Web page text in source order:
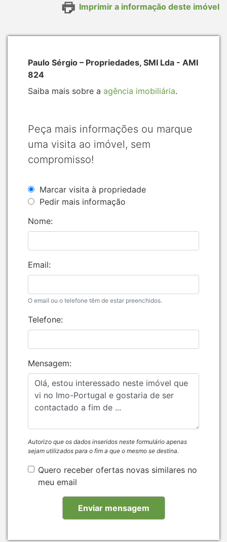
Imprimir a informação deste imóvel
Paulo Sérgio – Propriedades, SMI Lda - AMI
824
Saiba mais sobre a agência imobiliária.
Peça mais informações ou marque
uma visita ao imóvel, sem
compromisso!
Marcar visita à propriedade
Pedir mais informação
Nome:
Email:
O email ou o telefone têm de estar preenchidos.
Telefone:
Mensagem:
Autorizo que os dados inseridos neste formulário apenas
sejam utilizados para o fim a que o mesmo se destina.
Quero receber ofertas novas similares no
meu email